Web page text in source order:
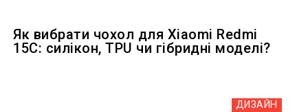
Як вибрати чохол для Xiaomi Redmi
15C: силікон, TPU чи гібридні моделі?
ДИЗАЙН